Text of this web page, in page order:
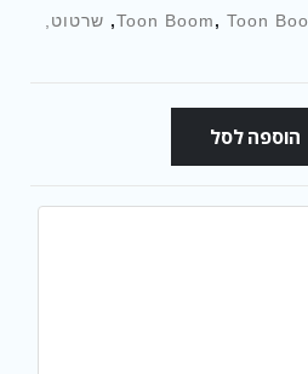
Toon Boom , Toon
, שרטוט,
הוספה לסל